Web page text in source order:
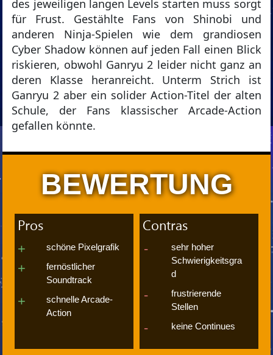
des jeweiligen langen Levels starten muss sorgt
für Frust. Gestählte Fans von Shinobi und
anderen Ninja-Spielen wie dem grandiosen
Cyber Shadow können auf jeden Fall einen Blick
riskieren, obwohl Ganryu 2 leider nicht ganz an
deren Klasse heranreicht. Unterm Strich ist
Ganryu 2 aber ein solider Action-Titel der alten
Schule, der Fans klassischer Arcade-Action
gefallen könnte.
BEWERTUNG
Pros
schöne Pixelgrafik
fernöstlicher
Soundtrack
schnelle Arcade-
Action
Contras
sehr hoher
Schwierigkeitsgra
d
frustrierende
Stellen
keine Continues